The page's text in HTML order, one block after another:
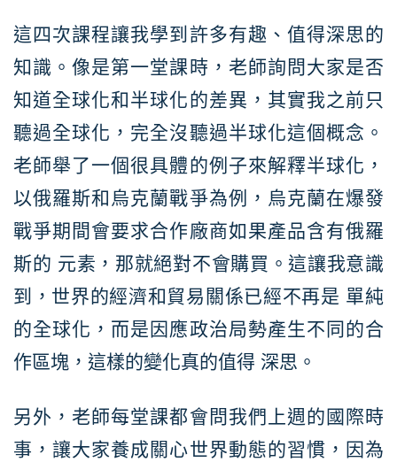
這四次課程讓我學到許多有趣、值得深思的
知識。像是第一堂課時，老師詢問大家是否
知道全球化和半球化的差異，其實我之前只
聽過全球化，完全沒聽過半球化這個概念。
老師舉了一個很具體的例子來解釋半球化，
以俄羅斯和烏克蘭戰爭為例，烏克蘭在爆發
戰爭期間會要求合作廠商如果產品含有俄羅
斯的 元素，那就絕對不會購買。這讓我意識
到，世界的經濟和貿易關係已經不再是 單純
的全球化，而是因應政治局勢產生不同的合
作區塊，這樣的變化真的值得 深思。
另外，老師每堂課都會問我們上週的國際時
事，讓大家養成關心世界動態的習慣，因為